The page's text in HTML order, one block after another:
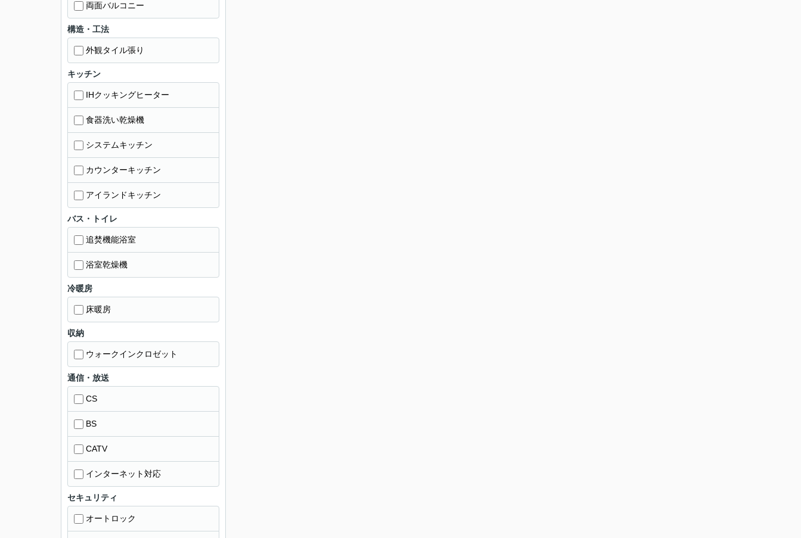
両面バルコニー
構造・工法
外観タイル張り
キッチン
IHクッキングヒーター
食器洗い乾燥機
システムキッチン
カウンターキッチン
アイランドキッチン
バス・トイレ
追焚機能浴室
浴室乾燥機
冷暖房
床暖房
収納
ウォークインクロゼット
通信・放送
CS
BS
CATV
インターネット対応
セキュリティ
オートロック